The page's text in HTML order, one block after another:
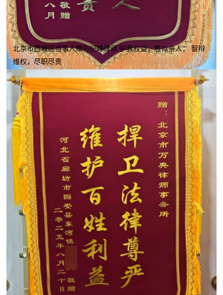
北京市西城区当事人赠与纪峥律师 护我权益，胜似亲人； 智辩
维权，尽职尽责